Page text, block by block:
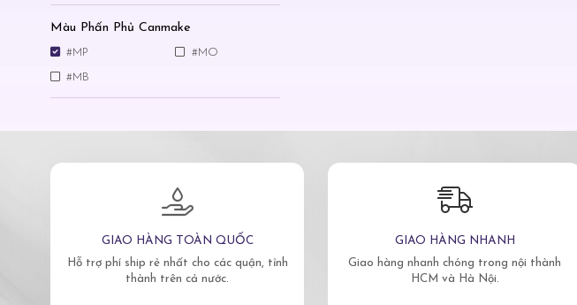
Màu Phấn Phủ Canmake
#MP #MO
#MB
GIAO HÀNG TOÀN QUỐC
Hỗ trợ phí ship rẻ nhất cho các quận, tỉnh
thành trên cả nước.
GIAO HÀNG NHANH
Giao hàng nhanh chóng trong nội thành
HCM và Hà Nội.